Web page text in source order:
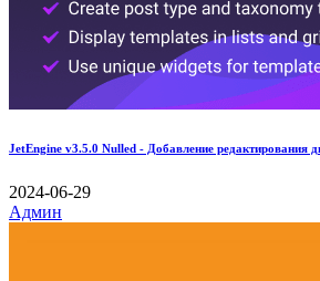
JetEngine v3.5.0 Nulled - Добавление редактирования
2024-06-29
Админ